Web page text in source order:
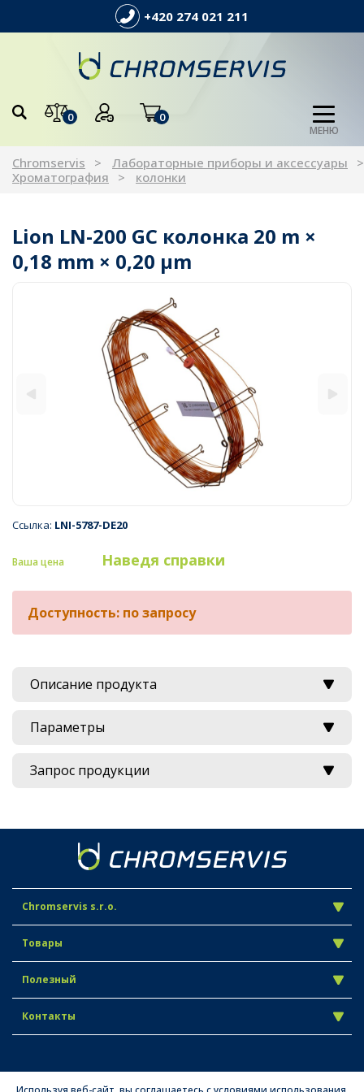
+420 274 021 211
0 0
МЕНЮ
Chromservis
Лабораторные приборы и аксессуары
Хроматография
колонки
Lion LN-200 GC колонка 20 m ×
0,18 mm × 0,20 µm
Ссылка: LNI-5787-DE20
Ваша цена Наведя справки
Доступность: по запросу
Описание продукта
Параметры
Запрос продукции
Chromservis s.r.o.
Товары
Полезный
Контакты